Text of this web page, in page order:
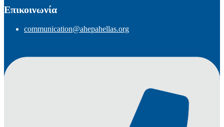
Επικοινωνία
communication@ahepahellas.org